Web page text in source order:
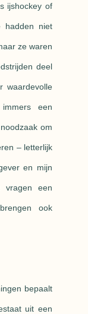
ijshockey of
hadden niet
ze waren
deel
waardevolle
immers een
om
– letterlijk
en mijn
vragen een
ook
bepaalt
uit een